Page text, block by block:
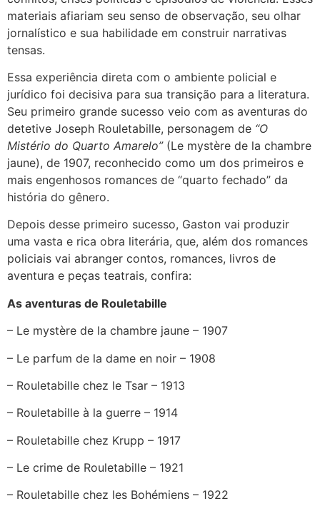
materiais afiariam seu senso de observação, seu olhar
jornalístico e sua habilidade em construir narrativas
tensas.
Essa experiência direta com o ambiente policial e
jurídico foi decisiva para sua transição para a literatura.
Seu primeiro grande sucesso veio com as aventuras do
detetive Joseph Rouletabille, personagem de “O
Mistério do Quarto Amarelo” (Le mystère de la chambre
jaune), de 1907, reconhecido como um dos primeiros e
mais engenhosos romances de “quarto fechado” da
história do gênero.
Depois desse primeiro sucesso, Gaston vai produzir
uma vasta e rica obra literária, que, além dos romances
policiais vai abranger contos, romances, livros de
aventura e peças teatrais, confira:
As aventuras de Rouletabille
– Le mystère de la chambre jaune – 1907
– Le parfum de la dame en noir – 1908
– Rouletabille chez le Tsar – 1913
– Rouletabille à la guerre – 1914
– Rouletabille chez Krupp – 1917
– Le crime de Rouletabille – 1921
– Rouletabille chez les Bohémiens – 1922